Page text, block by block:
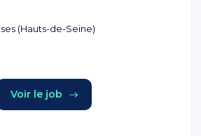
(Hauts-de-Seine)
Voir le job